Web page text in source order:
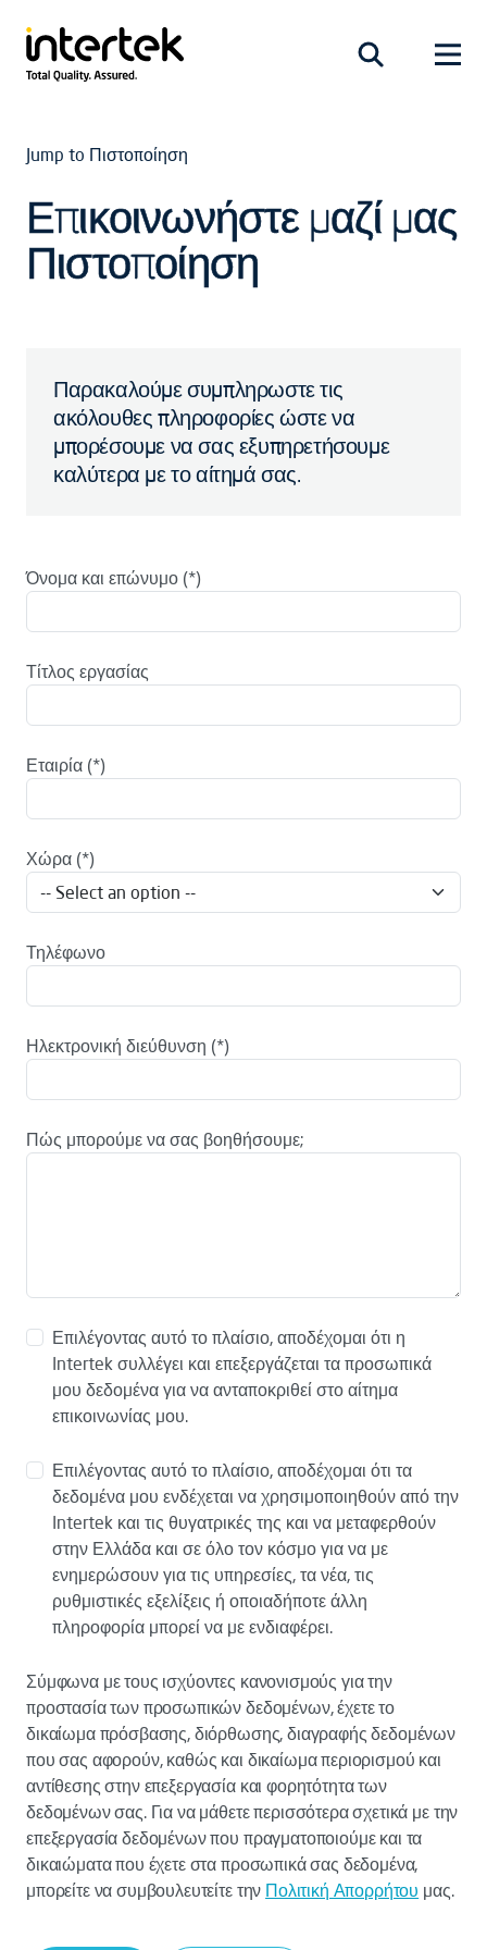
Jump to Πιστοποίηση
Επικοινωνήστε μαζί μας
Πιστοποίηση
Παρακαλούμε συμπληρωστε τις
ακόλουθες πληροφορίες ώστε να
μπορέσουμε να σας εξυπηρετήσουμε
καλύτερα με το αίτημά σας.
Όνομα και επώνυμο
Τίτλος εργασίας
Εταιρία
Χώρα
Τηλέφωνο
Ηλεκτρονική διεύθυνση
Πώς μπορούμε να σας βοηθήσουμε;
Επιλέγοντας αυτό το πλαίσιο, αποδέχομαι ότι η
Intertek συλλέγει και επεξεργάζεται τα προσωπικά
μου δεδομένα για να ανταποκριθεί στο αίτημα
επικοινωνίας μου.
Επιλέγοντας αυτό το πλαίσιο, αποδέχομαι ότι τα
δεδομένα μου ενδέχεται να χρησιμοποιηθούν από την
Intertek και τις θυγατρικές της και να μεταφερθούν
στην Ελλάδα και σε όλο τον κόσμο για να με
ενημερώσουν για τις υπηρεσίες, τα νέα, τις
ρυθμιστικές εξελίξεις ή οποιαδήποτε άλλη
πληροφορία μπορεί να με ενδιαφέρει.
Σύμφωνα με τους ισχύοντες κανονισμούς για την
προστασία των προσωπικών δεδομένων, έχετε το
δικαίωμα πρόσβασης, διόρθωσης, διαγραφής δεδομένων
που σας αφορούν, καθώς και δικαίωμα περιορισμού και
αντίθεσης στην επεξεργασία και φορητότητα των
δεδομένων σας. Για να μάθετε περισσότερα σχετικά με την
επεξεργασία δεδομένων που πραγματοποιούμε και τα
δικαιώματα που έχετε στα προσωπικά σας δεδομένα,
μπορείτε να συμβουλευτείτε την Πολιτική Απορρήτου μας.